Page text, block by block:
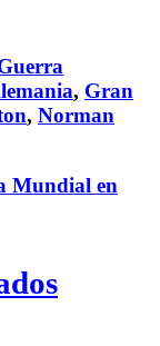
, Gran
, Norman
Mundial en